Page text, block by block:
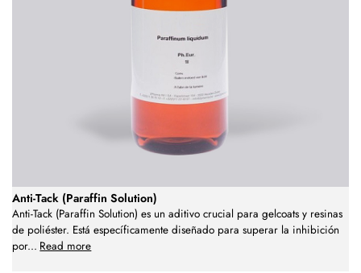
Anti-Tack (Paraffin Solution)
Anti-Tack (Paraffin Solution) es un aditivo crucial para gelcoats y resinas
de poliéster. Está específicamente diseñado para superar la inhibición
por... Read more